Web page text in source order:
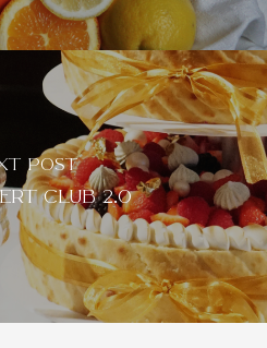
POST
CLUB 2.0